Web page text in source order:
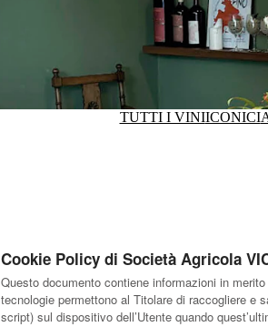
TUTTI I VINIICONICI
Cookie Policy di Società Agricola
Questo documento contiene informazioni in
tecnologie permettono al Titolare di raccogliere e
script) sul dispositivo dell’Utente quando